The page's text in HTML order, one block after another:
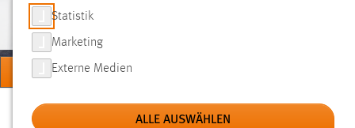
PERSONEN
Sie sind hier:
Hochschule Personen
Statistik
Marketing
Externe Medien
ALLE AUSWÄHLEN